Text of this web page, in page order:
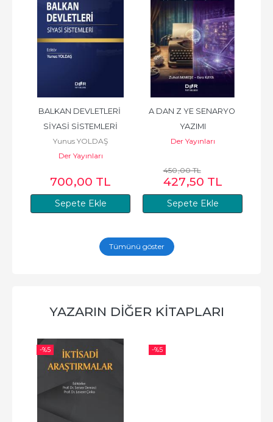
Sepete Ekle
BALKAN DEVLETLERİ
SİYASİ SİSTEMLERİ
Yunus YOLDAŞ
Der Yayınları
700,00 TL
Sepete Ekle
A DAN Z YE SENARYO
YAZIMI
Der Yayınları
450,00TL
427,50 TL
Tümünü göster
YAZARIN DIĞER KITAPLARI
-%5 -%5